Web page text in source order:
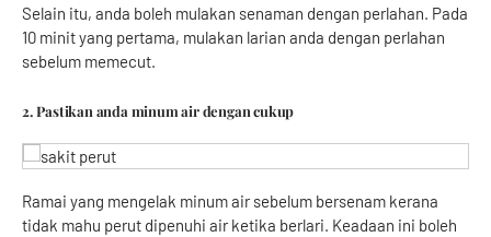
Selain itu, anda boleh mulakan senaman dengan perlahan. Pada
10 minit yang pertama, mulakan larian anda dengan perlahan
sebelum memecut.
2. Pastikan anda minum air dengan cukup
Ramai yang mengelak minum air sebelum bersenam kerana
tidak mahu perut dipenuhi air ketika berlari. Keadaan ini boleh